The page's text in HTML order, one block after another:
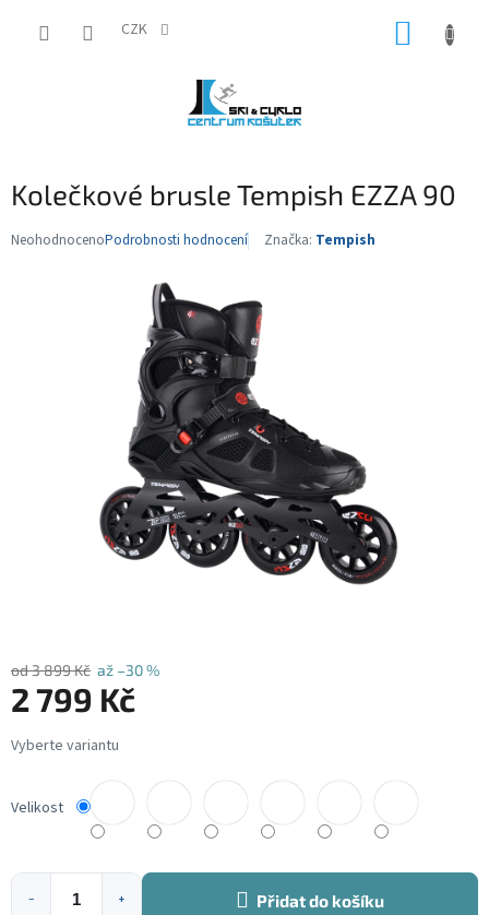
CZK
Kolečkové brusle Tempish EZZA 90
Průměrné
NeohodnocenoPodrobnosti hodnocení Značka: Tempish
od 3 899 Kč až –30 %
2 799 Kč
Měrná
cena:
Velikost
+
− Přidat do košíku